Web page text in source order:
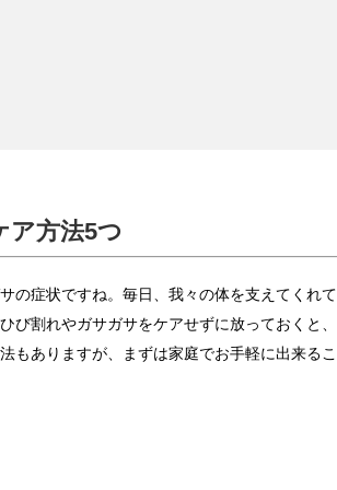
ア方法5つ
の症状ですね。毎日、我々の体を支えてくれて
び割れやガサガサをケアせずに放っておくと、
もありますが、まずは家庭でお手軽に出来るこ